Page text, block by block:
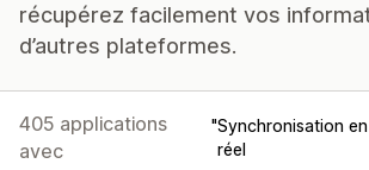
récupérez facilement vos
d’autres plateformes.
405 applications
avec
Synchronisation
réel